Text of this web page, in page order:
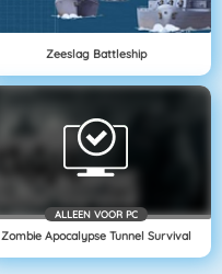
Zeeslag Battleship
ALLEEN VOOR PC
Zombie Apocalypse Tunnel Survival